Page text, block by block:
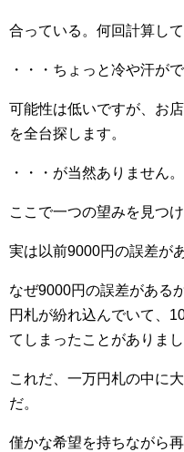
合っている。何回計算して
・・・ちょっと冷や汗がで
可能性は低いですが、お
を全台探します。
・・・が当然ありません。
ここで一つの望みを見つけ
実は以前9000円の誤差が
なぜ9000円の誤差がある
円札が紛れ込んでいて、
てしまったことがありまし
これだ、一万円札の中に
だ。
僅かな希望を持ちながら